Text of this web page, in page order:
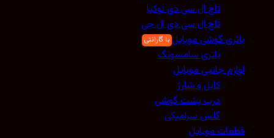
تاچ ال سی دی نوکیا
تاچ ال سی دی ال جی
باتری گوشی موبایل
باتری سامسونگ
لوازم جانبی موبایل
کابل و شارژ
درب پشت گوشی
گلس سرامیکی
قطعات موبایل